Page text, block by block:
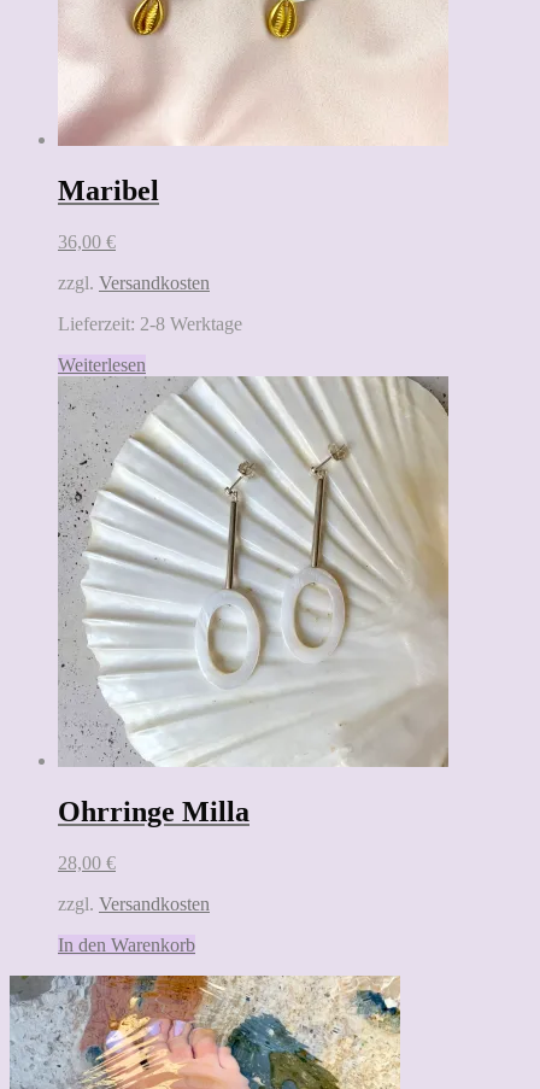
Maribel
36,00 €
zzgl. Versandkosten
Lieferzeit: 2-8 Werktage
Weiterlesen
Ohrringe Milla
28,00 €
zzgl. Versandkosten
In den Warenkorb